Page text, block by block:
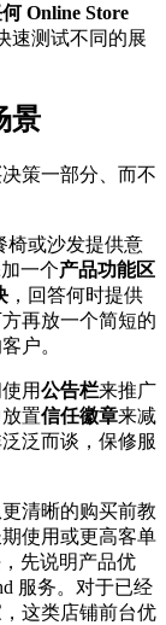
Online Store
速测试不同的展
景
策一部分、而不
椅或沙发提供意
一个产品功能区
，回答何时提供
再放一个简短的
户。
用公告栏来推广
置信任徽章来减
泛而谈，保修服
清晰的购买前教
使用或更高客单
先说明产品优
服务。对于已经
这类店铺前台优